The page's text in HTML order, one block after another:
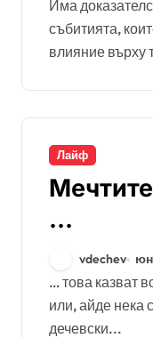
Има доказателства, че мисленето за
събитията,
влияние върху
Лайф
…
vdechev
… това казват
или, айде нека
дечевски...